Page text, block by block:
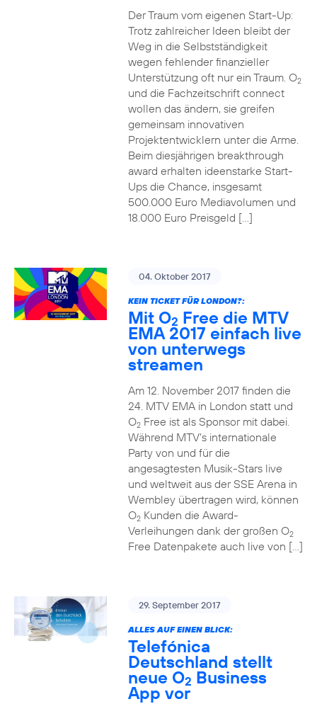
Der Traum vom eigenen Start-Up:
Trotz zahlreicher Ideen bleibt der
Weg in die Selbstständigkeit
wegen fehlender finanzieller
Unterstützung oft nur ein Traum. O2
und die Fachzeitschrift connect
wollen das ändern, sie greifen
gemeinsam innovativen
Projektentwicklern unter die Arme.
Beim diesjährigen breakthrough
award erhalten ideenstarke Start-
Ups die Chance, insgesamt
500.000 Euro Mediavolumen und
18.000 Euro Preisgeld […]
04. Oktober 2017
KEIN TICKET FÜR LONDON?:
Mit O2 Free die MTV
EMA 2017 einfach live
von unterwegs
streamen
Am 12. November 2017 finden die
24. MTV EMA in London statt und
O2Free ist als Sponsor mit dabei.
Während MTV’s internationale
Party von und für die
angesagtesten Musik-Stars live
und weltweit aus der SSE Arena in
Wembley übertragen wird, können
O2Kunden die Award-
Verleihungen dank der großen O2
Free Datenpakete auch live von […]
29. September 2017
ALLES AUF EINEN BLICK:
Telefónica
Deutschland stellt
neue O2 Business
App vor